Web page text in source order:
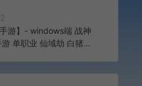
手游】- windows端 战神
单职业 仙域劫 白猪3.